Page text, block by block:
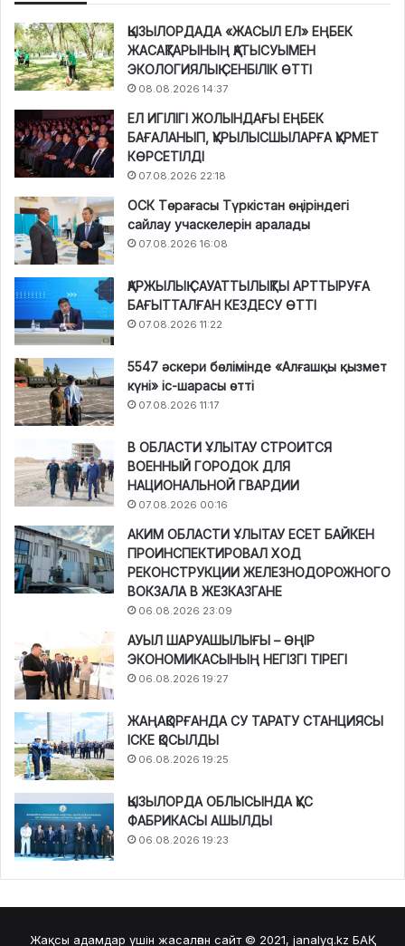
ҚЫЗЫЛОРДАДА «ЖАСЫЛ ЕЛ» ЕҢБЕК
ЖАСАҚТАРЫНЫҢ ҚАТЫСУЫМЕН
ЭКОЛОГИЯЛЫҚ СЕНБІЛІК ӨТТІ
08.08.2026 14:37
ЕЛ ИГІЛІГІ ЖОЛЫНДАҒЫ ЕҢБЕК
БАҒАЛАНЫП, ҚҰРЫЛЫСШЫЛАРҒА ҚҰРМЕТ
КӨРСЕТІЛДІ
07.08.2026 22:18
ОСК Төрағасы Түркістан өңіріндегі
сайлау учаскелерін аралады
07.08.2026 16:08
ҚАРЖЫЛЫҚ САУАТТЫЛЫҚТЫ АРТТЫРУҒА
БАҒЫТТАЛҒАН КЕЗДЕСУ ӨТТІ
07.08.2026 11:22
5547 әскери бөлімінде «Алғашқы қызмет
күні» іс-шарасы өтті
07.08.2026 11:17
В ОБЛАСТИ ҰЛЫТАУ СТРОИТСЯ
ВОЕННЫЙ ГОРОДОК ДЛЯ
НАЦИОНАЛЬНОЙ ГВАРДИИ
07.08.2026 00:16
АКИМ ОБЛАСТИ ҰЛЫТАУ ЕСЕТ БАЙКЕН
ПРОИНСПЕКТИРОВАЛ ХОД
РЕКОНСТРУКЦИИ ЖЕЛЕЗНОДОРОЖНОГО
ВОКЗАЛА В ЖЕЗКАЗГАНЕ
06.08.2026 23:09
АУЫЛ ШАРУАШЫЛЫҒЫ – ӨҢІР
ЭКОНОМИКАСЫНЫҢ НЕГІЗГІ ТІРЕГІ
06.08.2026 19:27
ЖАҢАҚОРҒАНДА СУ ТАРАТУ СТАНЦИЯСЫ
ІСКЕ ҚОСЫЛДЫ
06.08.2026 19:25
ҚЫЗЫЛОРДА ОБЛЫСЫНДА ҚҰС
ФАБРИКАСЫ АШЫЛДЫ
06.08.2026 19:23
Жақсы адамдар үшін жасалған сайт © 2021, janalyq.kz БАҚ